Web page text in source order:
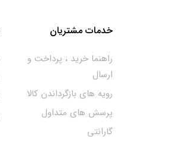
خدمات مشتریان
راهنما خرید ، پرداخت و
ارسال
رویه های بازگرداندن کالا
پرسش های متداول
گارانتی